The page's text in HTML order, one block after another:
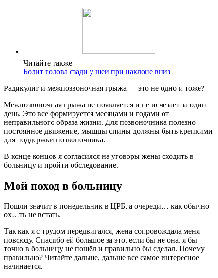
Читайте также:
Болит голова сзади у шеи при наклоне вниз
Радикулит и межпозвоночная грыжа — это не одно и тоже?
Межпозвоночная грыжа не появляется и не исчезает за один
день. Это все формируется месяцами и годами от
неправильного образа жизни. Для позвоночника полезно
постоянное движение, мышцы спины должны быть крепкими
для поддержки позвоночника.
В конце концов я согласился на уговоры жены сходить в
больницу и пройти обследование.
Мой поход в больницу
Пошли значит в понедельник в ЦРБ, а очереди… как обычно
ох…ть не встать.
Так как я с трудом передвигался, жена сопровождала меня
повсюду. Спасибо ей большое за это, если бы не она, я бы
точно в больницу не пошёл и правильно бы сделал. Почему
правильно? Читайте дальше, дальше все самое интересное
начинается.